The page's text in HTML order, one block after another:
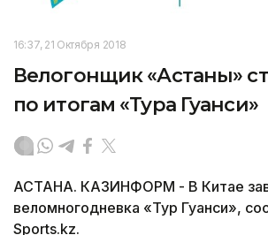
16:37, 21 Октября 2018
Велогонщик «Астаны»
по итогам «Тура Гуанси»
АСТАНА. КАЗИНФОРМ - В Китае
веломногодневка «Тур Гуанси»,
Sports.kz.